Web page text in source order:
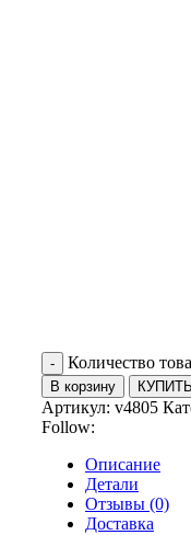
Количество
В корзину
Артикул: v4805
Follow:
Описание
Детали
Отзывы (0)
Доставка